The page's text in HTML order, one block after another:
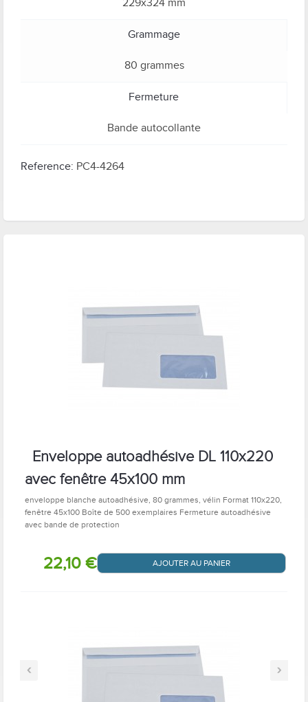
229x324 mm
Grammage
80 grammes
Fermeture
Bande autocollante
Reference: PC4-4264
‹ ›
Enveloppe autoadhésive DL 110x220
avec fenêtre 45x100 mm
enveloppe blanche autoadhésive, 80 grammes, vélin Format 110x220,
fenêtre 45x100 Boîte de 500 exemplaires Fermeture autoadhésive
avec bande de protection
22,10 € AJOUTER AU PANIER